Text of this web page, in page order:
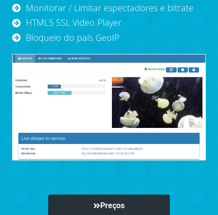
Monitorar / Limitar espectadores e bitrate
HTML5 SSL Video Player
Bloqueio do país GeoIP
Preços